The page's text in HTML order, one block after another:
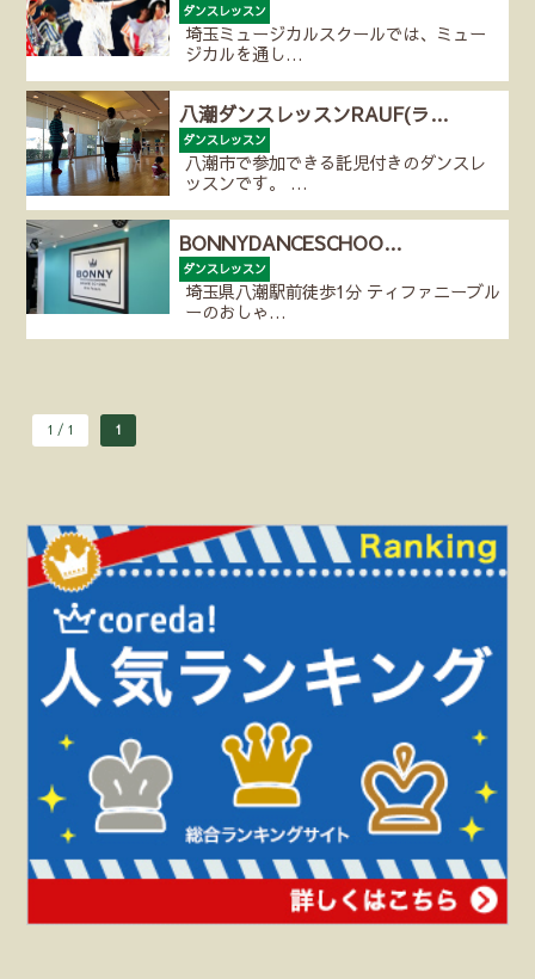
ダンスレッスン
埼玉ミュージカルスクールでは、ミュー
ジカルを通し…
八潮ダンスレッスンRAUF(ラ…
ダンスレッスン
八潮市で参加できる託児付きのダンスレ
ッスンです。 …
BONNYDANCESCHOO…
ダンスレッスン
埼玉県八潮駅前徒歩1分 ティファニーブル
ーのおしゃ…
1 / 1 1